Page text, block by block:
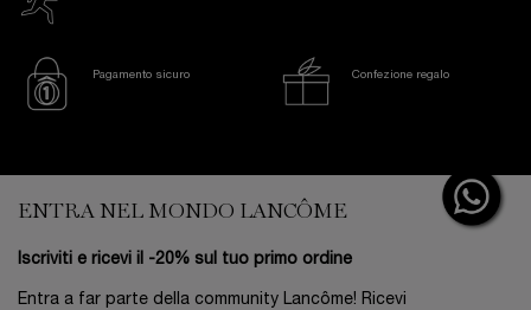
Pagamento sicuro Confezione regalo
ENTRA NEL MONDO LANCÔME
Iscriviti e ricevi il -20% sul tuo primo ordine
Entra a far parte della community Lancôme! Ricevi